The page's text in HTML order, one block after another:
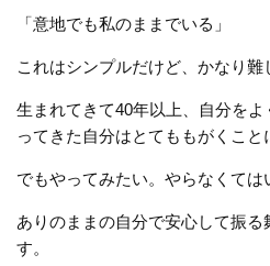
「意地でも私のままでいる」
これはシンプルだけど、かなり難
生まれてきて40年以上、自分を
ってきた自分はとてももがくこと
でもやってみたい。やらなくては
ありのままの自分で安心して振
す。